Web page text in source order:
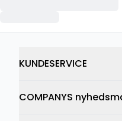
KUNDESERVICE
COMPANYS